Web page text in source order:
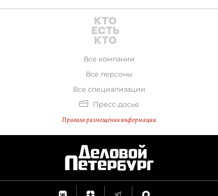
Все компании
Все персоны
Все специализации
Пресс-досье
Правила размещения информации